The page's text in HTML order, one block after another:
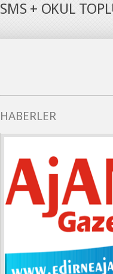
SMS + OKUL
HABERLER